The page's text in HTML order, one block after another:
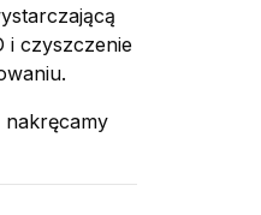
i czyszczenie
nakręcamy